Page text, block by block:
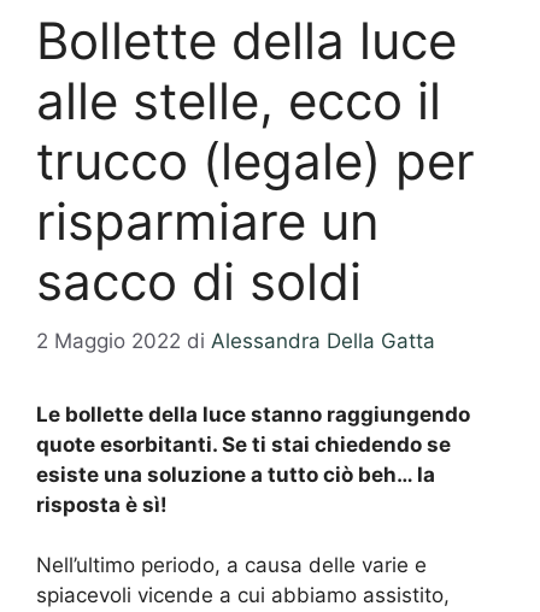
Bollette della luce
alle stelle, ecco il
trucco (legale) per
risparmiare un
sacco di soldi
2 Maggio 2022 di Alessandra Della Gatta
Le bollette della luce stanno raggiungendo
quote esorbitanti. Se ti stai chiedendo se
esiste una soluzione a tutto ciò beh… la
risposta è sì!
Nell’ultimo periodo, a causa delle varie e
spiacevoli vicende a cui abbiamo assistito,